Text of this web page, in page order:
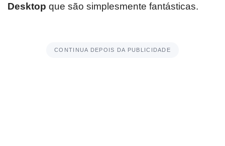
Desktop que são simplesmente fantásticas.
CONTINUA DEPOIS DA PUBLICIDADE